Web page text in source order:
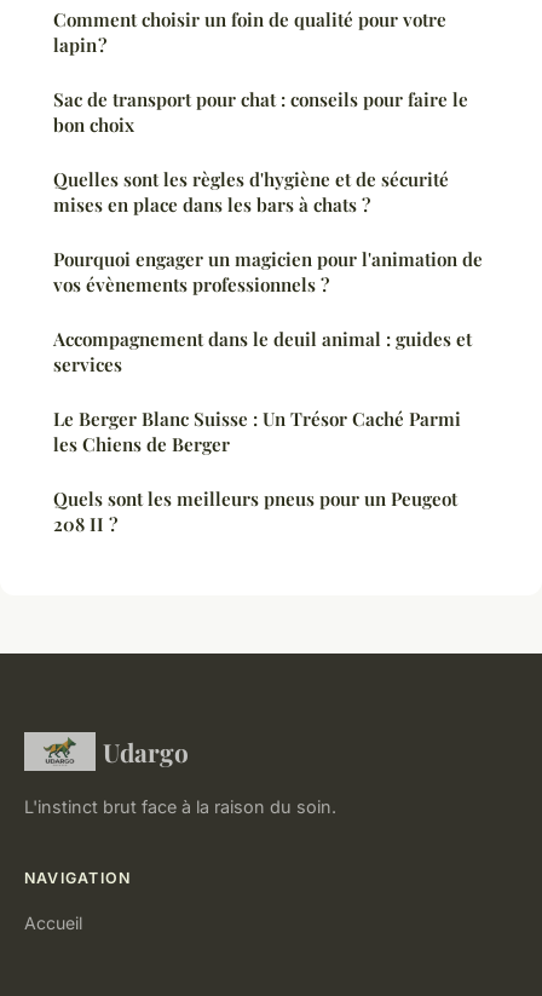
Comment choisir un foin de qualité pour votre
lapin ?
Sac de transport pour chat : conseils pour faire le
bon choix
Quelles sont les règles d'hygiène et de sécurité
mises en place dans les bars à chats ?
Pourquoi engager un magicien pour l'animation de
vos évènements professionnels ?
Accompagnement dans le deuil animal : guides et
services
Le Berger Blanc Suisse : Un Trésor Caché Parmi
les Chiens de Berger
Quels sont les meilleurs pneus pour un Peugeot
208 II ?
Udargo
L'instinct brut face à la raison du soin.
NAVIGATION
Accueil